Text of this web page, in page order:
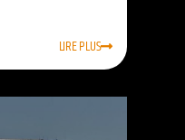
LIRE PLUS